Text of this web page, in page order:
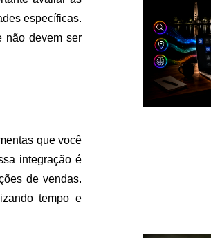
específicas.
não devem ser
que você
integração é
de vendas.
tempo e